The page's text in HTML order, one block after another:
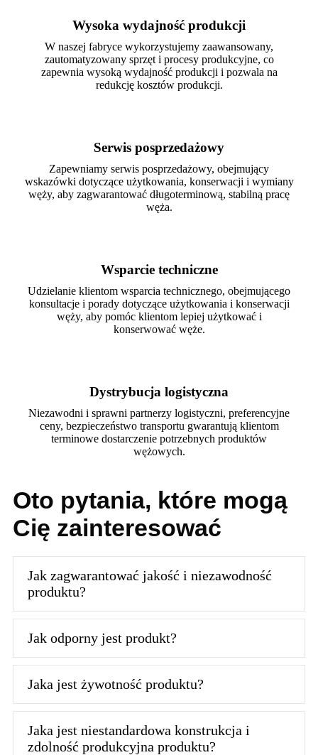
Wysoka wydajność produkcji
W naszej fabryce wykorzystujemy zaawansowany,
zautomatyzowany sprzęt i procesy produkcyjne, co
zapewnia wysoką wydajność produkcji i pozwala na
redukcję kosztów produkcji.
Serwis posprzedażowy
Zapewniamy serwis posprzedażowy, obejmujący
wskazówki dotyczące użytkowania, konserwacji i wymiany
węży, aby zagwarantować długoterminową, stabilną pracę
węża.
Wsparcie techniczne
Udzielanie klientom wsparcia technicznego, obejmującego
konsultacje i porady dotyczące użytkowania i konserwacji
węży, aby pomóc klientom lepiej użytkować i
konserwować węże.
Dystrybucja logistyczna
Niezawodni i sprawni partnerzy logistyczni, preferencyjne
ceny, bezpieczeństwo transportu gwarantują klientom
terminowe dostarczenie potrzebnych produktów
wężowych.
Oto pytania, które mogą
Cię zainteresować
Jak zagwarantować jakość i niezawodność
produktu?
Jak odporny jest produkt?
Jaka jest żywotność produktu?
Jaka jest niestandardowa konstrukcja i
zdolność produkcyjna produktu?